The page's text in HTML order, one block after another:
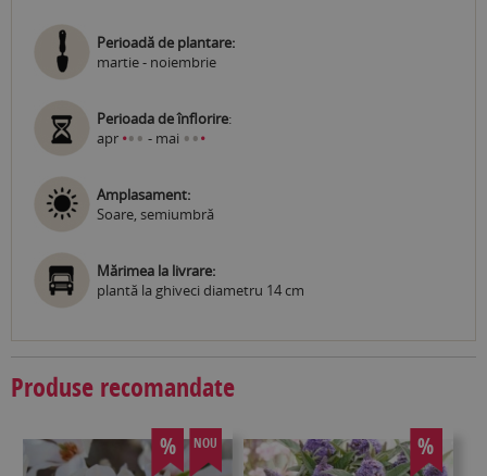
Perioadă de plantare:
martie - noiembrie
Perioada de înflorire:
apr ••• - mai •••
Amplasament:
Soare, semiumbră
Mărimea la livrare:
plantă la ghiveci diametru 14 cm
Produse recomandate
% NOU %